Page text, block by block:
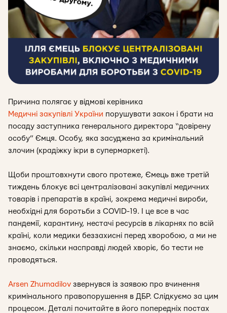
Причина полягає у відмові керівника
Медичні закупівлі України порушувати закон і брати на
посаду заступника генерального директора “довірену
особу” Ємця. Особу, яка засуджена за кримінальний
злочин (крадіжку ікри в супермаркеті).
Щоби проштовхнути свого протеже, Ємець вже третій
тиждень блокує всі централізовані закупівлі медичних
товарів і препаратів в країні, зокрема медичні вироби,
необхідні для боротьби з COVID-19. І це все в час
пандемії, карантину, нестачі ресурсів в лікарнях по всій
країні, коли медики беззахисні перед хворобою, а ми не
знаємо, скільки насправді людей хворіє, бо тести не
проводяться.
Arsen Zhumadilov звернувся із заявою про вчинення
кримінального правопорушення в ДБР. Слідкуємо за цим
процесом. Деталі почитайте в його попередніх постах